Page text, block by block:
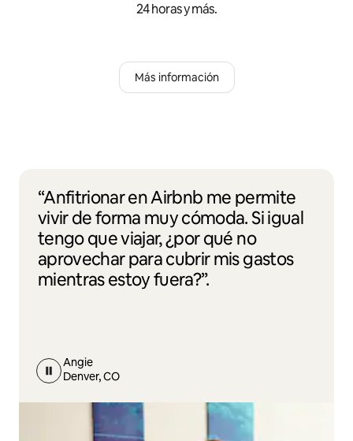
24 horas y más.
Más información
“Anfitrionar en Airbnb me permite
vivir de forma muy cómoda. Si igual
tengo que viajar, ¿por qué no
aprovechar para cubrir mis gastos
mientras estoy fuera?”.
Angie
Denver, CO